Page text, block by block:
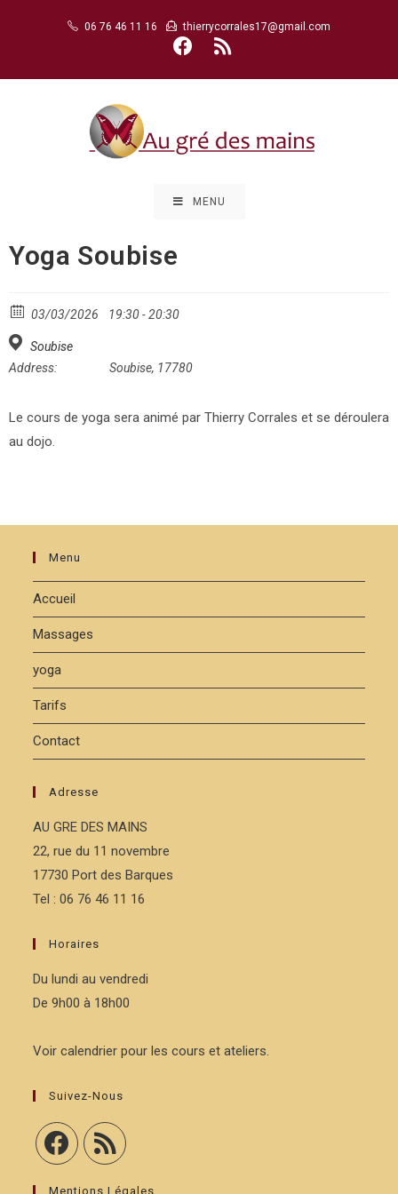
06 76 46 11 16 thierrycorrales17@gmail.com
MENU
Yoga Soubise
03/03/2026 19:30 - 20:30
Soubise
Address:
Soubise, 17780
Le cours de yoga sera animé par Thierry Corrales et se déroulera
au dojo.
Menu
Accueil
Massages
yoga
Tarifs
Contact
Adresse
AU GRE DES MAINS
22, rue du 11 novembre
17730 Port des Barques
Tel : 06 76 46 11 16
Horaires
Du lundi au vendredi
De 9h00 à 18h00
Voir calendrier pour les cours et ateliers.
Suivez-Nous
Mentions Légales